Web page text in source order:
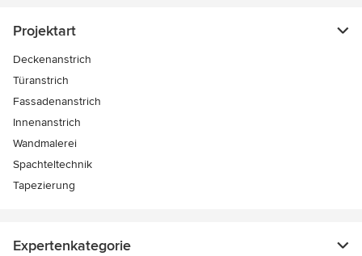
Projektart
Deckenanstrich
Türanstrich
Fassadenanstrich
Innenanstrich
Wandmalerei
Spachteltechnik
Tapezierung
Expertenkategorie